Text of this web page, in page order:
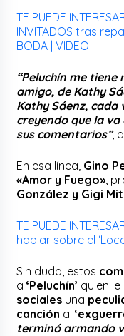
TE PUEDE
INVITADOS tras
BODA | VIDEO
“Peluchín me
amigo, de Kathy
Kathy Sáenz, cada
creyendo que la
sus comentarios”,
En esa línea, Gino
«Amor y Fuego» ,
González y Gigi
TE PUEDE
hablar sobre el
Sin duda, estos
a‘Peluchín’ quien
sociales una
canción al
terminó armando